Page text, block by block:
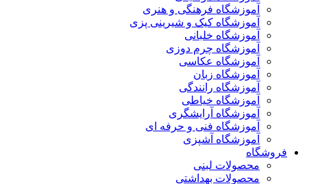
آموزشگاه فرهنگی و هنری
آموزشگاه کیک و شیرینی پزی
آموزشگاه خلبانی
آموزشگاه چرم دوزی
آموزشگاه عکاسی
آموزشگاه زبان
آموزشگاه رانندگی
آموزشگاه خیاطی
آموزشگاه آرایشگری
آموزشگاه فنی و حرفه ای
آموزشگاه آشپزی
فروشگاه
محصولات لبنی
محصولات بهداشتی